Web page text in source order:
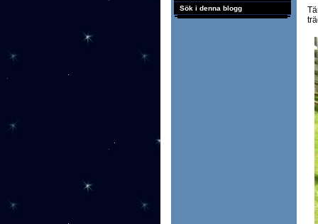
Sök i denna blogg